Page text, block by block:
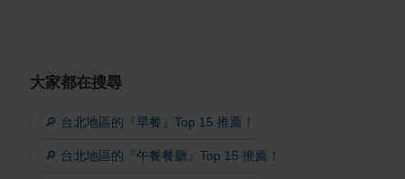
大家都在搜尋
🔎 台北地區的『早餐』Top 15 推薦！
🔎 台北地區的『午餐餐廳』Top 15 推薦！